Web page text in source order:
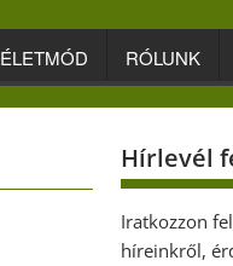
ÉLETMÓD RÓLUNK
Hírlevél
Iratkozzon
híreinkről,